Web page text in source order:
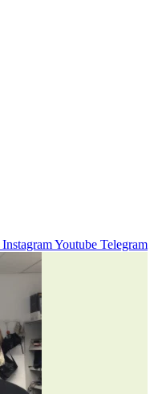
InstagramYoutube Telegram